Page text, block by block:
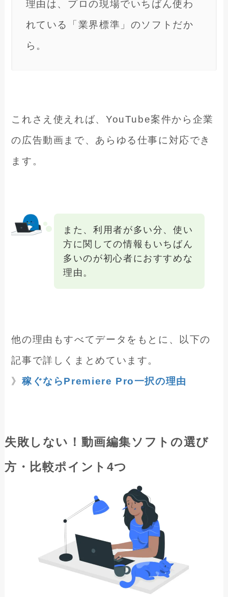
理由は、プロの現場でいちばん使わ
れている「業界標準」のソフトだか
ら。
これさえ使えれば、YouTube案件から企業
の広告動画まで、あらゆる仕事に対応でき
ます。
また、利用者が多い分、使い
方に関しての情報もいちばん
多いのが初心者におすすめな
理由。
他の理由もすべてデータをもとに、以下の
記事で詳しくまとめています。
》稼ぐならPremiere Pro一択の理由
失敗しない！動画編集ソフトの選び
方・比較ポイント4つ